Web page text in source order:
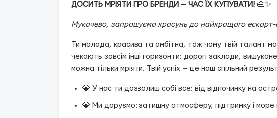
ДОСИТЬ МРІЯТИ ПРО БРЕНДИ — ЧАС ЇХ КУПУВАТИ! 👜✨
Мукачево, запрошуємо красунь до найкращого ескорт-
Ти молода, красива та амбітна, тож чому твій талант
чекають зовсім інші горизонти: дорогі заклади,
можна тільки мріяти. Твій успіх — це наш спільний
💎 У нас ти дозволиш собі все: від відпочинку на
💎 Ми даруємо: затишну атмосферу, підтримку і море